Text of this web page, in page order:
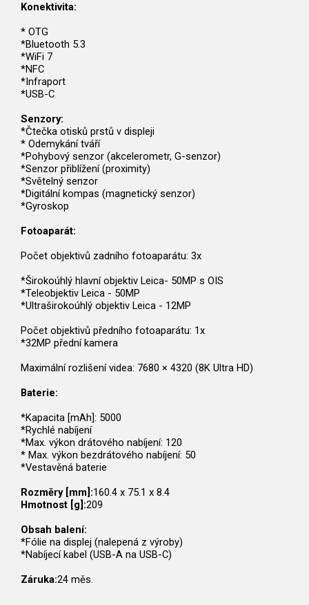
Konektivita:
* OTG
*Bluetooth 5.3
*WiFi 7
*NFC
*Infraport
*USB-C
Senzory:
*Čtečka otisků prstů v displeji
* Odemykání tváří
*Pohybový senzor (akcelerometr, G-senzor)
*Senzor přiblížení (proximity)
*Světelný senzor
*Digitální kompas (magnetický senzor)
*Gyroskop
Fotoaparát:
Počet objektivů zadního fotoaparátu: 3x
*Širokoúhlý hlavní objektiv Leica- 50MP s OIS
*Teleobjektiv Leica - 50MP
*Ultraširokoúhlý objektiv Leica - 12MP
Počet objektivů předního fotoaparátu: 1x
*32MP přední kamera
Maximální rozlišení videa: 7680 × 4320 (8K Ultra HD)
Baterie:
*Kapacita [mAh]: 5000
*Rychlé nabíjení
*Max. výkon drátového nabíjení: 120
* Max. výkon bezdrátového nabíjení: 50
*Vestavěná baterie
Rozměry [mm]:160.4 x 75.1 x 8.4
Hmotnost [g]:209
Obsah balení:
*Fólie na displej (nalepená z výroby)
*Nabíjecí kabel (USB-A na USB-C)
Záruka:24 měs.